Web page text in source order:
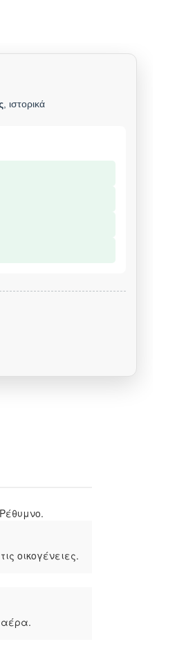
, ιστορικά
οικογένειες.
αέρα.